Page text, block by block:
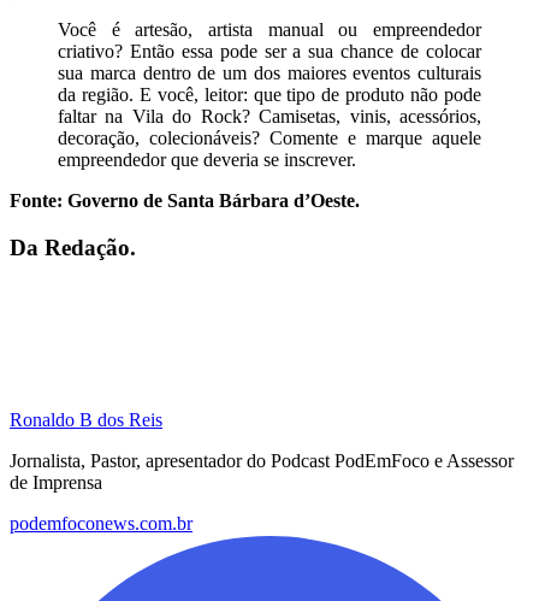
Você é artesão, artista manual ou empreendedor
criativo? Então essa pode ser a sua chance de colocar
sua marca dentro de um dos maiores eventos culturais
da região. E você, leitor: que tipo de produto não pode
faltar na Vila do Rock? Camisetas, vinis, acessórios,
decoração, colecionáveis? Comente e marque aquele
empreendedor que deveria se inscrever.
Fonte: Governo de Santa Bárbara d’Oeste.
Da Redação.
Ronaldo B dos Reis
Jornalista, Pastor, apresentador do Podcast PodEmFoco e Assessor
de Imprensa
podemfoconews.com.br